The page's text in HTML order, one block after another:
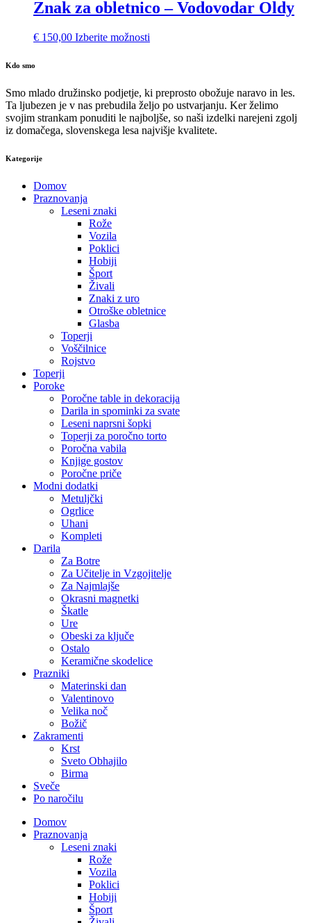
Znak za obletnico – Vodovodar Oldy
€ 150,00 Izberite možnosti
Kdo smo
Smo mlado družinsko podjetje, ki preprosto obožuje naravo in les.
Ta ljubezen je v nas prebudila željo po ustvarjanju. Ker želimo
svojim strankam ponuditi le najboljše, so naši izdelki narejeni zgolj
iz domačega, slovenskega lesa najvišje kvalitete.
Kategorije
Domov
Praznovanja
Leseni znaki
Rože
Vozila
Poklici
Hobiji
Šport
Živali
Znaki z uro
Otroške obletnice
Glasba
Toperji
Voščilnice
Rojstvo
Toperji
Poroke
Poročne table in dekoracija
Darila in spominki za svate
Leseni naprsni šopki
Toperji za poročno torto
Poročna vabila
Knjige gostov
Poročne priče
Modni dodatki
Metuljčki
Ogrlice
Uhani
Kompleti
Darila
Za Botre
Za Učitelje in Vzgojitelje
Za Najmlajše
Okrasni magnetki
Škatle
Ure
Obeski za ključe
Ostalo
Keramične skodelice
Prazniki
Materinski dan
Valentinovo
Velika noč
Božič
Zakramenti
Krst
Sveto Obhajilo
Birma
Sveče
Po naročilu
Domov
Praznovanja
Leseni znaki
Rože
Vozila
Poklici
Hobiji
Šport